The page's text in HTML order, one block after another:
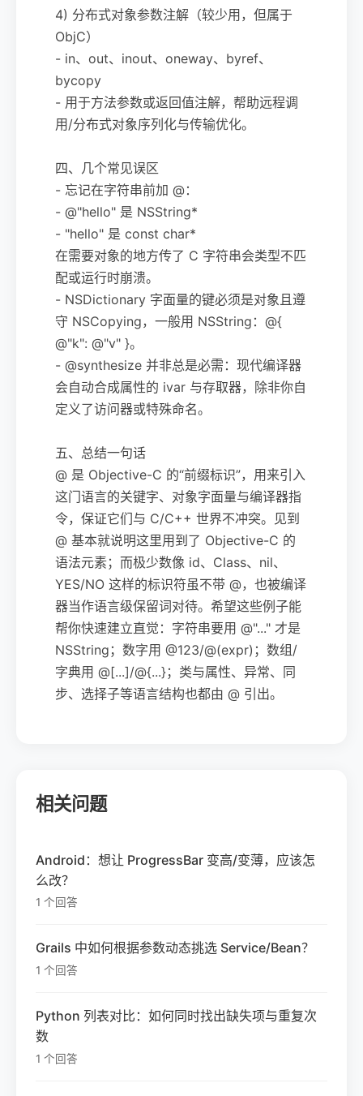
4) 分布式对象参数注解（较少用，但属于
ObjC）
- in、out、inout、oneway、byref、
bycopy
- 用于方法参数或返回值注解，帮助远程调
用/分布式对象序列化与传输优化。
四、几个常见误区
- 忘记在字符串前加 @：
- @"hello" 是 NSString*
- "hello" 是 const char*
在需要对象的地方传了 C 字符串会类型不匹
配或运行时崩溃。
- NSDictionary 字面量的键必须是对象且遵
守 NSCopying，一般用 NSString：@{
@"k": @"v" }。
- @synthesize 并非总是必需：现代编译器
会自动合成属性的 ivar 与存取器，除非你自
定义了访问器或特殊命名。
五、总结一句话
@ 是 Objective-C 的“前缀标识”，用来引入
这门语言的关键字、对象字面量与编译器指
令，保证它们与 C/C++ 世界不冲突。见到
@ 基本就说明这里用到了 Objective-C 的
语法元素；而极少数像 id、Class、nil、
YES/NO 这样的标识符虽不带 @，也被编译
器当作语言级保留词对待。希望这些例子能
帮你快速建立直觉：字符串要用 @"..." 才是
NSString；数字用 @123/@(expr)；数组/
字典用 @[...]/@{...}；类与属性、异常、同
步、选择子等语言结构也都由 @ 引出。
相关问题
Android：想让 ProgressBar 变高/变薄，应该怎
么改？
1 个回答
Grails 中如何根据参数动态挑选 Service/Bean？
1 个回答
Python 列表对比：如何同时找出缺失项与重复次
数
1 个回答